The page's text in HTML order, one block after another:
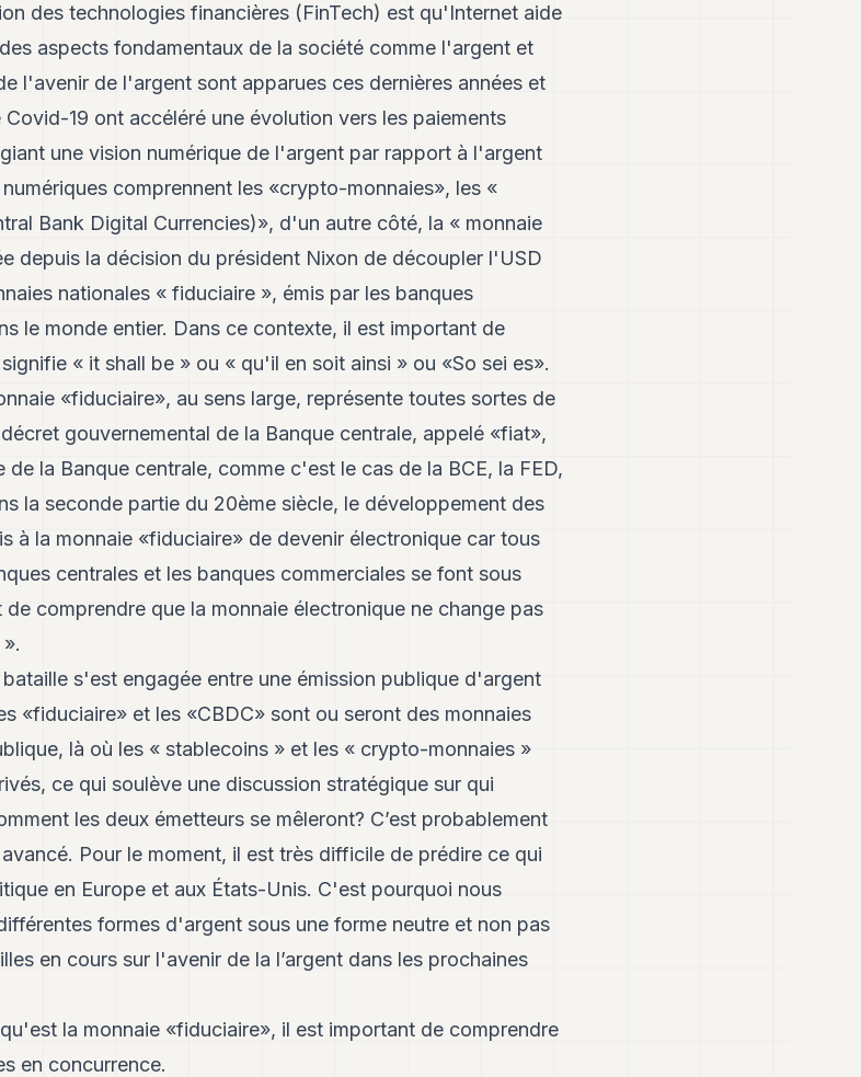
des technologies financières (FinTech) est qu'Internet aide
aspects fondamentaux de la société comme l'argent et
l'avenir de l'argent sont apparues ces dernières années et
Covid-19 ont accéléré une évolution vers les paiements
une vision numérique de l'argent par rapport à l'argent
comprennent les «crypto-monnaies», les «
Bank Digital Currencies)», d'un autre côté, la « monnaie
depuis la décision du président Nixon de découpler l'USD
nationales « fiduciaire », émis par les banques
le monde entier. Dans ce contexte, il est important de
« it shall be » ou « qu'il en soit ainsi » ou «So sei es».
«fiduciaire», au sens large, représente toutes sortes de
gouvernemental de la Banque centrale, appelé «fiat»,
la Banque centrale, comme c'est le cas de la BCE, la FED,
la seconde partie du 20ème siècle, le développement des
à la monnaie «fiduciaire» de devenir électronique car tous
centrales et les banques commerciales se font sous
comprendre que la monnaie électronique ne change pas
s'est engagée entre une émission publique d'argent
«fiduciaire» et les «CBDC» sont ou seront des monnaies
là où les « stablecoins » et les « crypto-monnaies »
ce qui soulève une discussion stratégique sur qui
les deux émetteurs se mêleront? C’est probablement
Pour le moment, il est très difficile de prédire ce qui
en Europe et aux États-Unis. C'est pourquoi nous
formes d'argent sous une forme neutre et non pas
en cours sur l'avenir de la l’argent dans les prochaines
la monnaie «fiduciaire», il est important de comprendre
en concurrence.